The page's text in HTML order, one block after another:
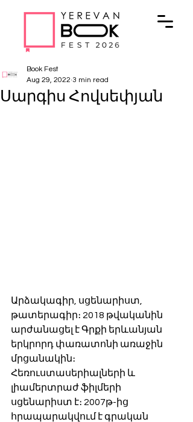
Սարգիս Հովսեփյան
Book Fest
Aug 29, 2022 3 min read
Արձակագիր, սցենարիստ,
թատերագիր։ 2018 թվականին
արժանացել է Գրքի երևանյան
երկրորդ փառատոնի առաջին
մրցանակին։
Հեռուստասերիալների և
լիամերտրաժ ֆիլմերի
սցենարիստ է։ 2007թ-ից
հրապարակվում է գրական